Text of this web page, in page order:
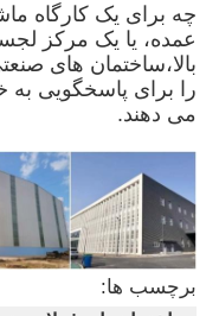
تماس با ما
اخبار
همه موارد
درخواست نقل قول
چه برای یک کارگاه
عمده، یا یک مرکز
بالا،ساختمان های
را برای پاسخگویی به
می دهند.
برچسب ها: